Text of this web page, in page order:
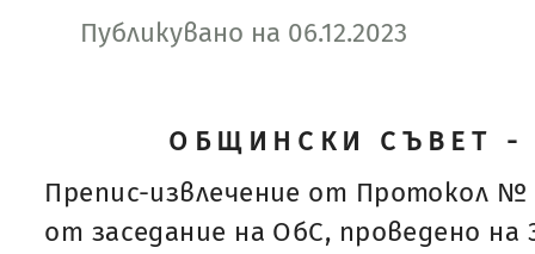
Публикувано на 06.12.2023
ОБЩИНСКИ СЪВЕТ -
Препис-извлечение от Протокол №
от заседание на ОбС, проведено на